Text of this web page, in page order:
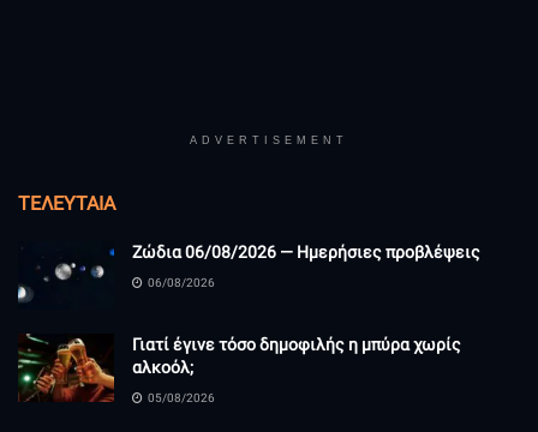
ADVERTISEMENT
ΤΕΛΕΥΤΑΊΑ
Ζώδια 06/08/2026 — Ημερήσιες προβλέψεις
06/08/2026
Γιατί έγινε τόσο δημοφιλής η μπύρα χωρίς
αλκοόλ;
05/08/2026